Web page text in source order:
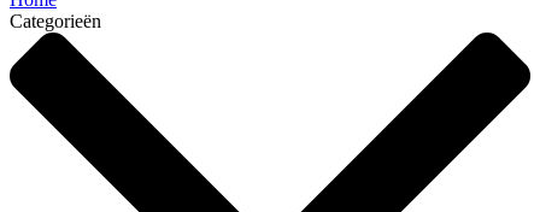
Categorieën